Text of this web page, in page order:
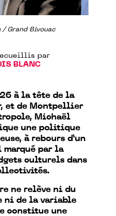
Grand Bivouac
par
BLANC
à la tête de la
et de Montpellier
Michaël
une politique
à rebours d’un
par la
culturels dans
ne relève ni du
ni de la variable
constitue une